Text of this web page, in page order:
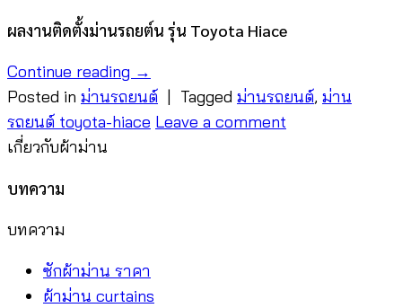
ผลงานติดตั้งม่านรถยต์น รุ่น Toyota Hiace
Continue reading →
Posted in ม่านรถยนต์ | Tagged ม่านรถยนต์, ม่าน
รถยนต์ toyota-hiace Leave a comment
เกี่ยวกับผ้าม่าน
บทความ
บทความ
ซักผ้าม่าน ราคา
ความ
ผ้าม่าน curtains